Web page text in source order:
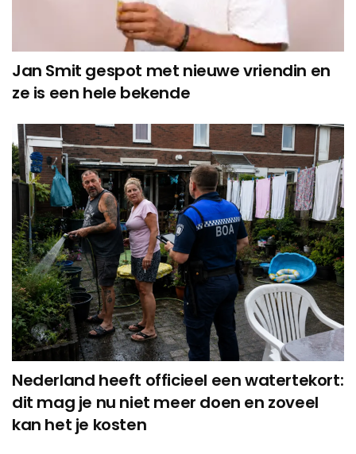
Jan Smit gespot met nieuwe vriendin en
ze is een hele bekende
Nederland heeft officieel een watertekort:
dit mag je nu niet meer doen en zoveel
kan het je kosten